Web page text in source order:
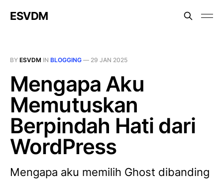
ESVDM
BY ESVDM IN BLOGGING — 29 JAN 2025
Mengapa Aku
Memutuskan
Berpindah Hati dari
WordPress
Mengapa aku memilih Ghost dibanding